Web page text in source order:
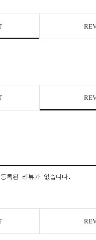
등록된 리뷰가 없습니다.